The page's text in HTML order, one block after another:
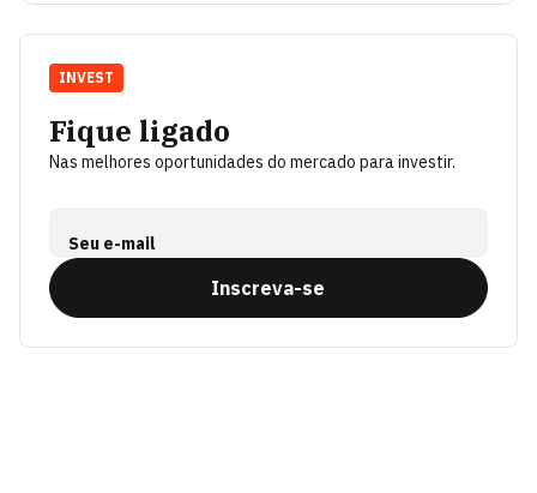
Fique ligado
Nas melhores oportunidades do mercado para investir.
Seu e-mail
Inscreva-se
INVEST